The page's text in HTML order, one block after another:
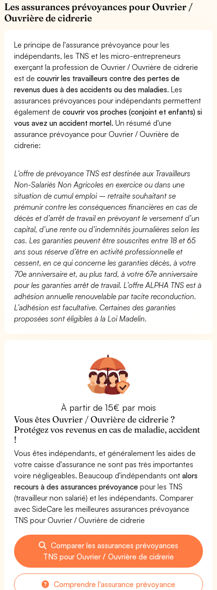
Les assurances prévoyances pour Ouvrier /
Ouvrière de cidrerie
Le principe de l'assurance prévoyance pour les
indépendants, les TNS et les micro-entrepreneurs
exerçant la profession de Ouvrier / Ouvrière de cidrerie
est decouvrir les travailleurs contre des pertes de
revenus dues à des accidents ou des maladies. Les
assurances prévoyances pour indépendants permettent
également decouvrir vos proches (conjoint et enfants) si
vous avez un accident mortel. Un résumé d'une
assurance prévoyance pour Ouvrier / Ouvrière de
cidrerie:
L’offre de prévoyance TNS est destinée aux Travailleurs
Non-Salariés Non Agricoles en exercice ou dans une
situation de cumul emploi – retraite souhaitant se
prémunir contre les conséquences financières en cas de
décès et d’arrêt de travail en prévoyant le versement d’un
capital, d’une rente ou d’indemnités journalières selon les
cas. Les garanties peuvent être souscrites entre 18 et 65
ans sous réserve d’être en activité professionnelle et
cessent, en ce qui concerne les garanties décès, à votre
70e anniversaire et, au plus tard, à votre 67e anniversaire
pour les garanties arrêt de travail. L’offre ALPHA TNS est à
adhésion annuelle renouvelable par tacite reconduction.
L’adhésion est facultative. Certaines des garanties
proposées sont éligibles à la Loi Madelin.
À partir de 15€ par mois
Vous êtes Ouvrier / Ouvrière de cidrerie ?
Protégez vos revenus en cas de maladie, accident
!
Vous êtes indépendants, et généralement les aides de
votre caisse d'assurance ne sont pas très importantes
voire négligeables. Beaucoup d'indépendants ontalors
recours à des assurances prévoyance pour les TNS
(travailleur non salarié) et les indépendants. Comparer
avec SideCare les meilleures assurances prévoyance
TNS pour Ouvrier / Ouvrière de cidrerie
Comparer les assurances prévoyances
TNS pour Ouvrier / Ouvrière de cidrerie
Comprendre l'assurance prévoyance